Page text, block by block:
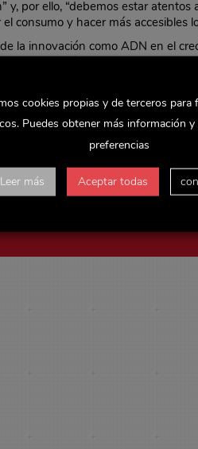
por ello, “debemos estar
consumo y hacer más accesibles
la innovación como ADN en el
el que están cambiando los
Dulces Noticias o pinchando en
cookies propias y de terceros para
Puedes obtener más información
preferencias
Leer más Aceptar todas